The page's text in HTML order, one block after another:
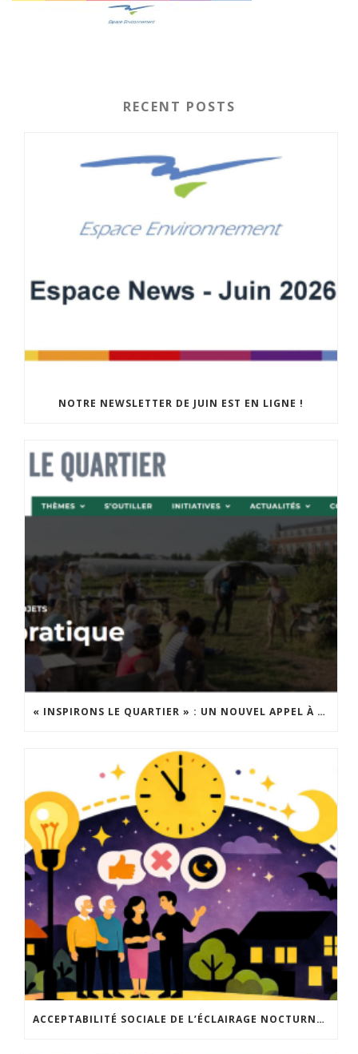
RECENT POSTS
NOTRE NEWSLETTER DE JUIN EST EN LIGNE !
« INSPIRONS LE QUARTIER » : UN NOUVEL APPEL À PROJETS EST LANCÉ !
ACCEPTABILITÉ SOCIALE DE L’ÉCLAIRAGE NOCTURNE : LE REPLAY EST DISPONIBLE